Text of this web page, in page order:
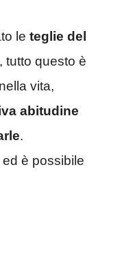
le teglie del
tutto questo è
vita,
abitudine
.
è possibile